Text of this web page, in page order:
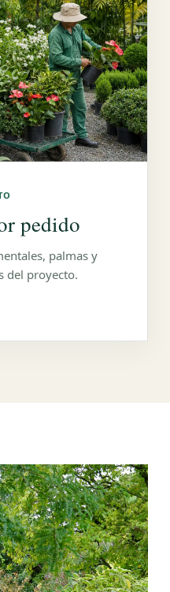
pedido
palmas y
del proyecto.